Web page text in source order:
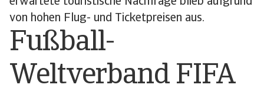
von hohen Flug- und Ticketpreisen aus.
Fußball-
Weltverband FIFA